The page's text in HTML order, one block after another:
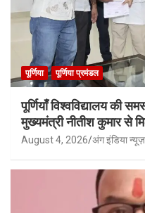
पूर्णिया पूर्णिया प्रमंडल
पूर्णियाँ विश्वविद्यालय की
मुख्यमंत्री नीतीश कुमार से
August 4, 2026 अंग इंडिया न्यूज़